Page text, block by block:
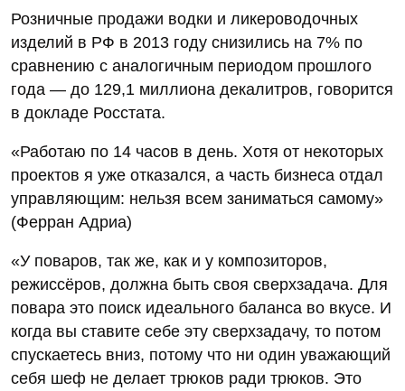
Розничные продажи водки и ликероводочных
изделий в РФ в 2013 году снизились на 7% по
сравнению с аналогичным периодом прошлого
года — до 129,1 миллиона декалитров, говорится
в докладе Росстата.
«Работаю по 14 часов в день. Хотя от некоторых
проектов я уже отказался, а часть бизнеса отдал
управляющим: нельзя всем заниматься самому»
(Ферран Адриа)
«У поваров, так же, как и у композиторов,
режиссёров, должна быть своя сверхзадача. Для
повара это поиск идеального баланса во вкусе. И
когда вы ставите себе эту сверхзадачу, то потом
спускаетесь вниз, потому что ни один уважающий
себя шеф не делает трюков ради трюков. Это